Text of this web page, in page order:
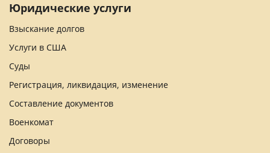
Юридические услуги
Взыскание долгов
Услуги в США
Суды
Регистрация, ликвидация, изменение
Составление документов
Военкомат
Договоры